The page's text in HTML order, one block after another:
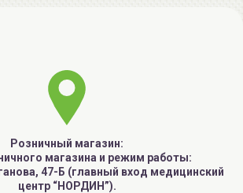
Розничный магазин:
магазина и режим работы:
47-Б (главный вход медицинский
центр “НОРДИН”).